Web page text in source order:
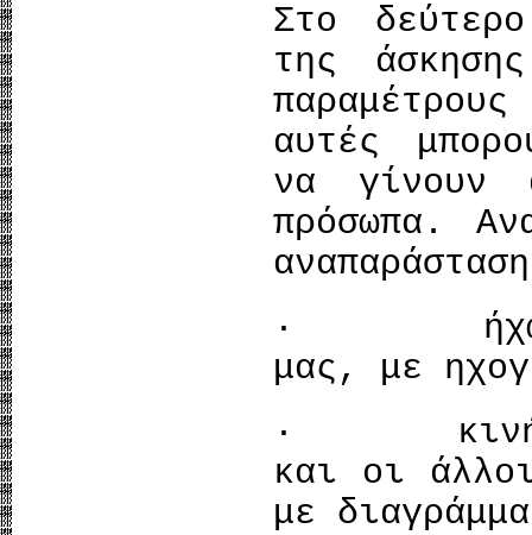
Στο
της
αυτές
να γίνουν
πρόσωπα.
· ήχων
μας, με
·
και οι
με